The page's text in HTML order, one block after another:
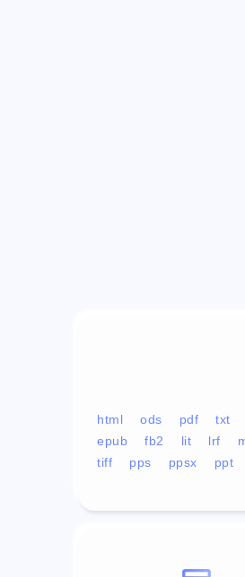
html ods pdf txt
epub
fb2 lit lrf
tiff
pps ppsx ppt